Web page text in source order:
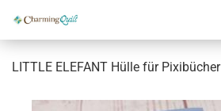
LITTLE ELEFANT Hülle für Pixibücher